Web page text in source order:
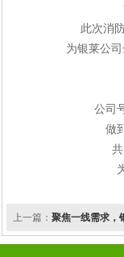
此次消
为银莱公
公司
做
上一篇： 聚焦一线需求，